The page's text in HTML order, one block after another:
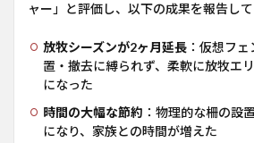
ャー」と評価し、以下の成果を報告して
放牧シーズンが2ヶ月延長 ：仮想フ
置・撤去に縛られず、柔軟に放牧エ
になった
時間の大幅な節約 ：物理的な柵の設
になり、家族との時間が増えた